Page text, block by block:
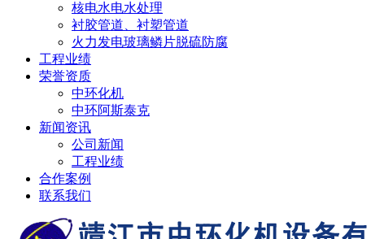
核电水电水处理
衬胶管道、衬塑管道
火力发电玻璃鳞片脱硫防腐
工程业绩
荣誉资质
中环化机
中环阿斯泰克
新闻资讯
公司新闻
工程业绩
合作案例
联系我们